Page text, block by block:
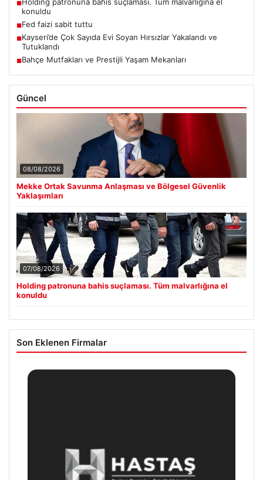
■Holding patronuna bahis suçlaması. Tüm malvarlığına el
konuldu
■Fed faizi sabit tuttu
■Kayseri’de Çok Sayıda Evi Soyan Hırsızlar Yakalandı ve
Tutuklandı
■Bahçe Mutfakları ve Prestijli Yaşam Mekanları
Güncel
08/08/2026
Mekke Ortak Savunma Anlaşması ve Bölgesel Güvenlik
Yaklaşımları
07/08/2026
Holding patronuna bahis suçlaması. Tüm malvarlığına el
konuldu
Son Eklenen Firmalar